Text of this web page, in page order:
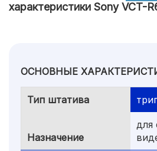
характеристики Sony VCT-
ОСНОВНЫЕ
Тип штатива
Назначение
для